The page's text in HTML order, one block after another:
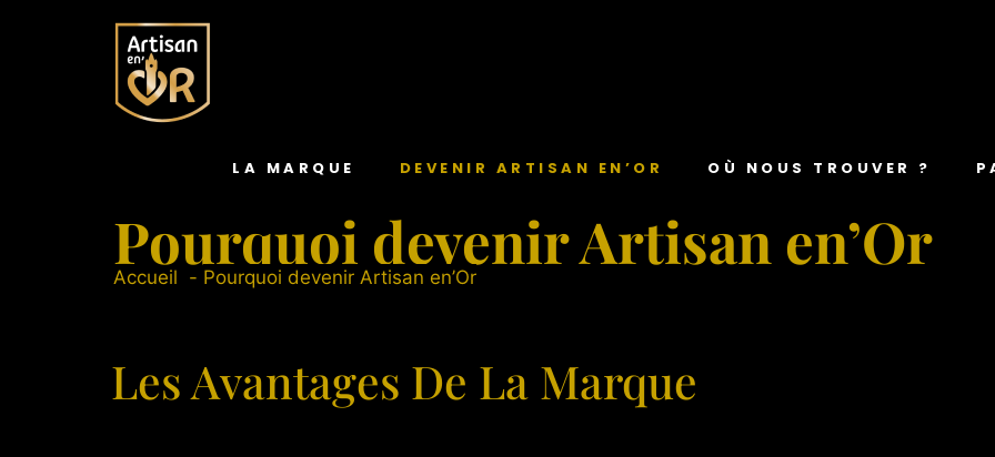
LA MARQUE DEVENIR ARTISAN EN’OR OÙ NOUS TROUVER ?
Pourquoi devenir Artisan en’Or
Accueil Pourquoi devenir Artisan en’Or
Les Avantages De La Marque